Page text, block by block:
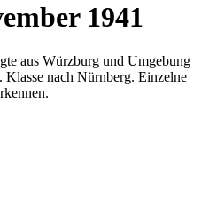
1941
aus Würzburg und Umgebung
Klasse nach Nürnberg. Einzelne